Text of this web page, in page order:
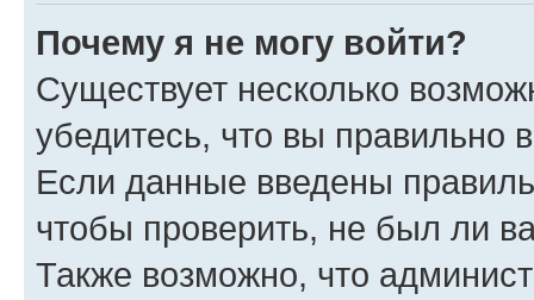
Почему я не могу войти?
Существует несколько
убедитесь, что вы правильно
Если данные введены
чтобы проверить, не был ли
Также возможно, что